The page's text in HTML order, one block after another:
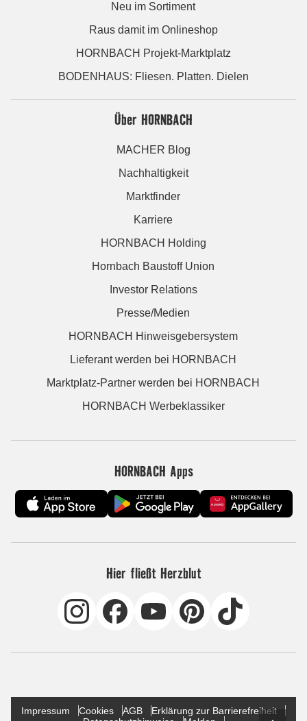
Neu im Sortiment
Raus damit im Onlineshop
HORNBACH Projekt-Marktplatz
BODENHAUS: Fliesen. Platten. Dielen
Über HORNBACH
MACHER Blog
Nachhaltigkeit
Marktfinder
Karriere
HORNBACH Holding
Hornbach Baustoff Union
Investor Relations
Presse/Medien
HORNBACH Hinweisgebersystem
Lieferant werden bei HORNBACH
Marktplatz-Partner werden bei HORNBACH
HORNBACH Werbeklassiker
HORNBACH Apps
Hier fließt Herzblut
Impressum Cookies AGB
Erklärung zur Barrierefreiheit